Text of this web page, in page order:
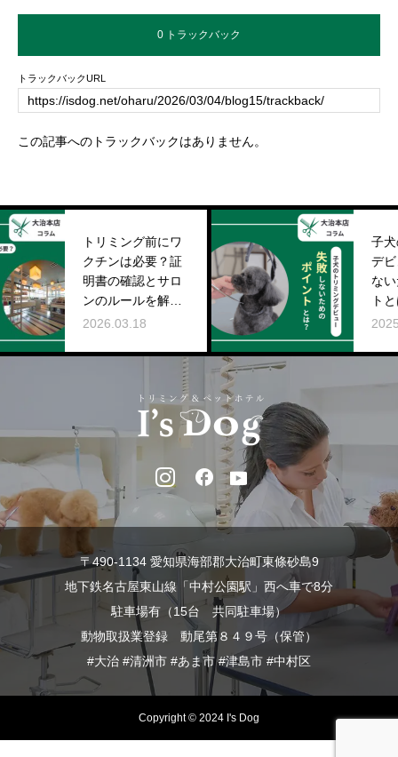
0 トラックバック
トラックバックURL
この記事へのトラックバックはありません。
トリミング前にワ
クチンは必要？証
明書の確認とサロ
ンのルールを解説
【大治本店コラ
ム】
2026.03.18
子犬のトリ
デビュー、
ないための
トとは？【
店コラム】
2025.11.05
〒490-1134 愛知県海部郡大治町東條砂島9
地下鉄名古屋東山線「中村公園駅」西へ車で8分
駐車場有（15台 共同駐車場）
動物取扱業登録 動尾第８４９号（保管）
#大治 #清洲市 #あま市 #津島市 #中村区
Copyright © 2024 I's Dog